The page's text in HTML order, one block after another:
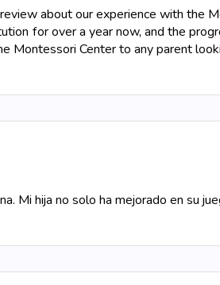
about our experience with the
for over a year now, and the
Montessori Center to any parent
Mi hija no solo ha mejorado en su